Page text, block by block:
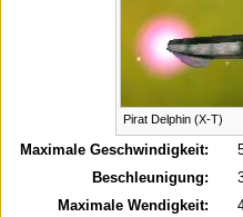
Pirat Delphin (X-T)
Maximale Geschwindigkeit:
Beschleunigung:
Maximale Wendigkeit: